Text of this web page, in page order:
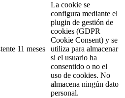
11 meses
La cookie se
configura mediante el
plugin de gestión de
cookies (GDPR
Cookie Consent) y se
utiliza para almacenar
si el usuario ha
consentido o no el
uso de cookies. No
almacena ningún dato
personal.